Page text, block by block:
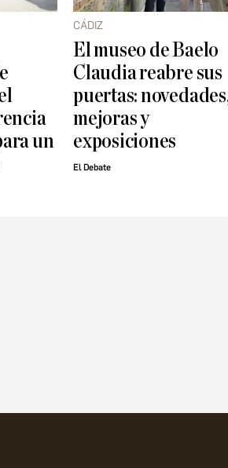
un
CÁDIZ
El museo de Baelo
Claudia reabre sus
puertas:
mejoras y
exposiciones
El Debate